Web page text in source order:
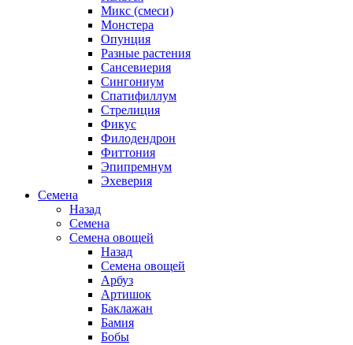
Микс (смеси)
Монстера
Опунция
Разные растения
Сансевиерия
Сингониум
Спатифиллум
Стрелиция
Фикус
Филодендрон
Фиттония
Эпипремнум
Эхеверия
Семена
Назад
Семена
Семена овощей
Назад
Семена овощей
Арбуз
Артишок
Баклажан
Бамия
Бобы